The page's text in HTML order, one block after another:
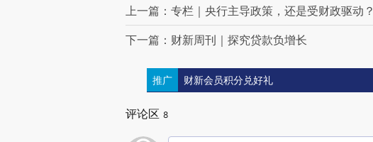
上一篇：专栏｜央行主导政策，还是受财政驱动？
下一篇：财新周刊｜探究贷款负增长
推广 财新会员积分兑好礼
评论区 8